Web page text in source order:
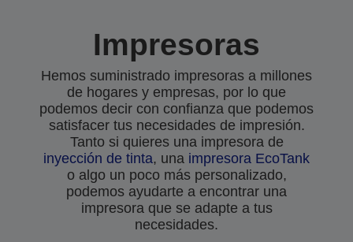
Impresoras
Hemos suministrado impresoras a millones
de hogares y empresas, por lo que
podemos decir con confianza que podemos
satisfacer tus necesidades de impresión.
Tanto si quieres una impresora de
inyección de tinta, una impresora EcoTank
o algo un poco más personalizado,
podemos ayudarte a encontrar una
impresora que se adapte a tus
necesidades.